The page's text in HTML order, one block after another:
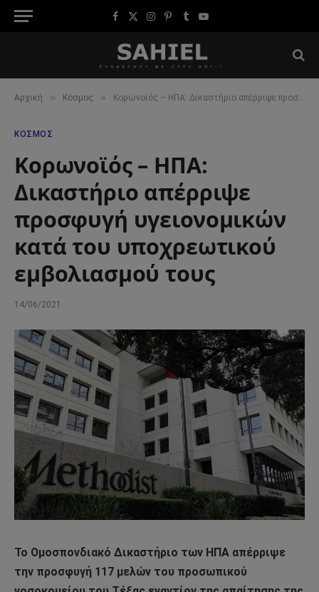
Facebook
X
Instagram
Pinterest
TumblrYouTube
Αρχική » Κόσμος » Κορωνοϊός – ΗΠΑ: Δικαστήριο απέρριψε προσφυγή υγειονομικών κατά του υποχρεωτικού εμβολιασμού τους
ΚΌΣΜΟΣ
Κορωνοϊός – ΗΠΑ:
Δικαστήριο απέρριψε
προσφυγή υγειονομικών
κατά του υποχρεωτικού
εμβολιασμού τους
14/06/2021
Το Ομοσπονδιακό Δικαστήριο των ΗΠΑ απέρριψε
την προσφυγή 117 μελών του προσωπικού